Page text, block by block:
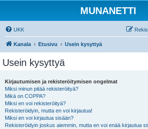
MUNANETTI
UKK
Kanala Etusivu Usein kysyttyä
Usein kysyttyä
Kirjautumisen ja rekisteröitymisen ongelmat
Miksi minun pitää rekisteröityä?
Mikä on COPPA?
Miksi en voi rekisteröityä?
Rekisteröidyin, mutta en voi kirjautua!
Miksi en voi kirjautua sisään?
Rekisteröidyin joskus aiemmin, mutta en voi enää kirjautua